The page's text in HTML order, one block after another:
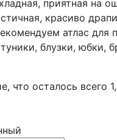
приятная на
красиво
атлас для
блузки, юбки,
что осталось всего